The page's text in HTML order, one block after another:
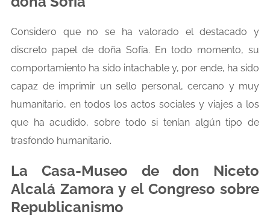
Considero que no se ha valorado el destacado y
discreto papel de doña Sofía. En todo momento, su
comportamiento ha sido intachable y, por ende, ha sido
capaz de imprimir un sello personal, cercano y muy
humanitario, en todos los actos sociales y viajes a los
que ha acudido, sobre todo si tenían algún tipo de
trasfondo humanitario.
La Casa-Museo de don Niceto
Alcalá Zamora y el Congreso sobre
Republicanismo